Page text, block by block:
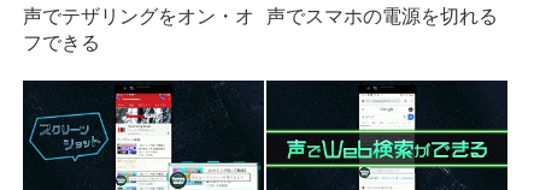
声でテザリングをオン・オ
フできる
声でスマホの電源を切れる